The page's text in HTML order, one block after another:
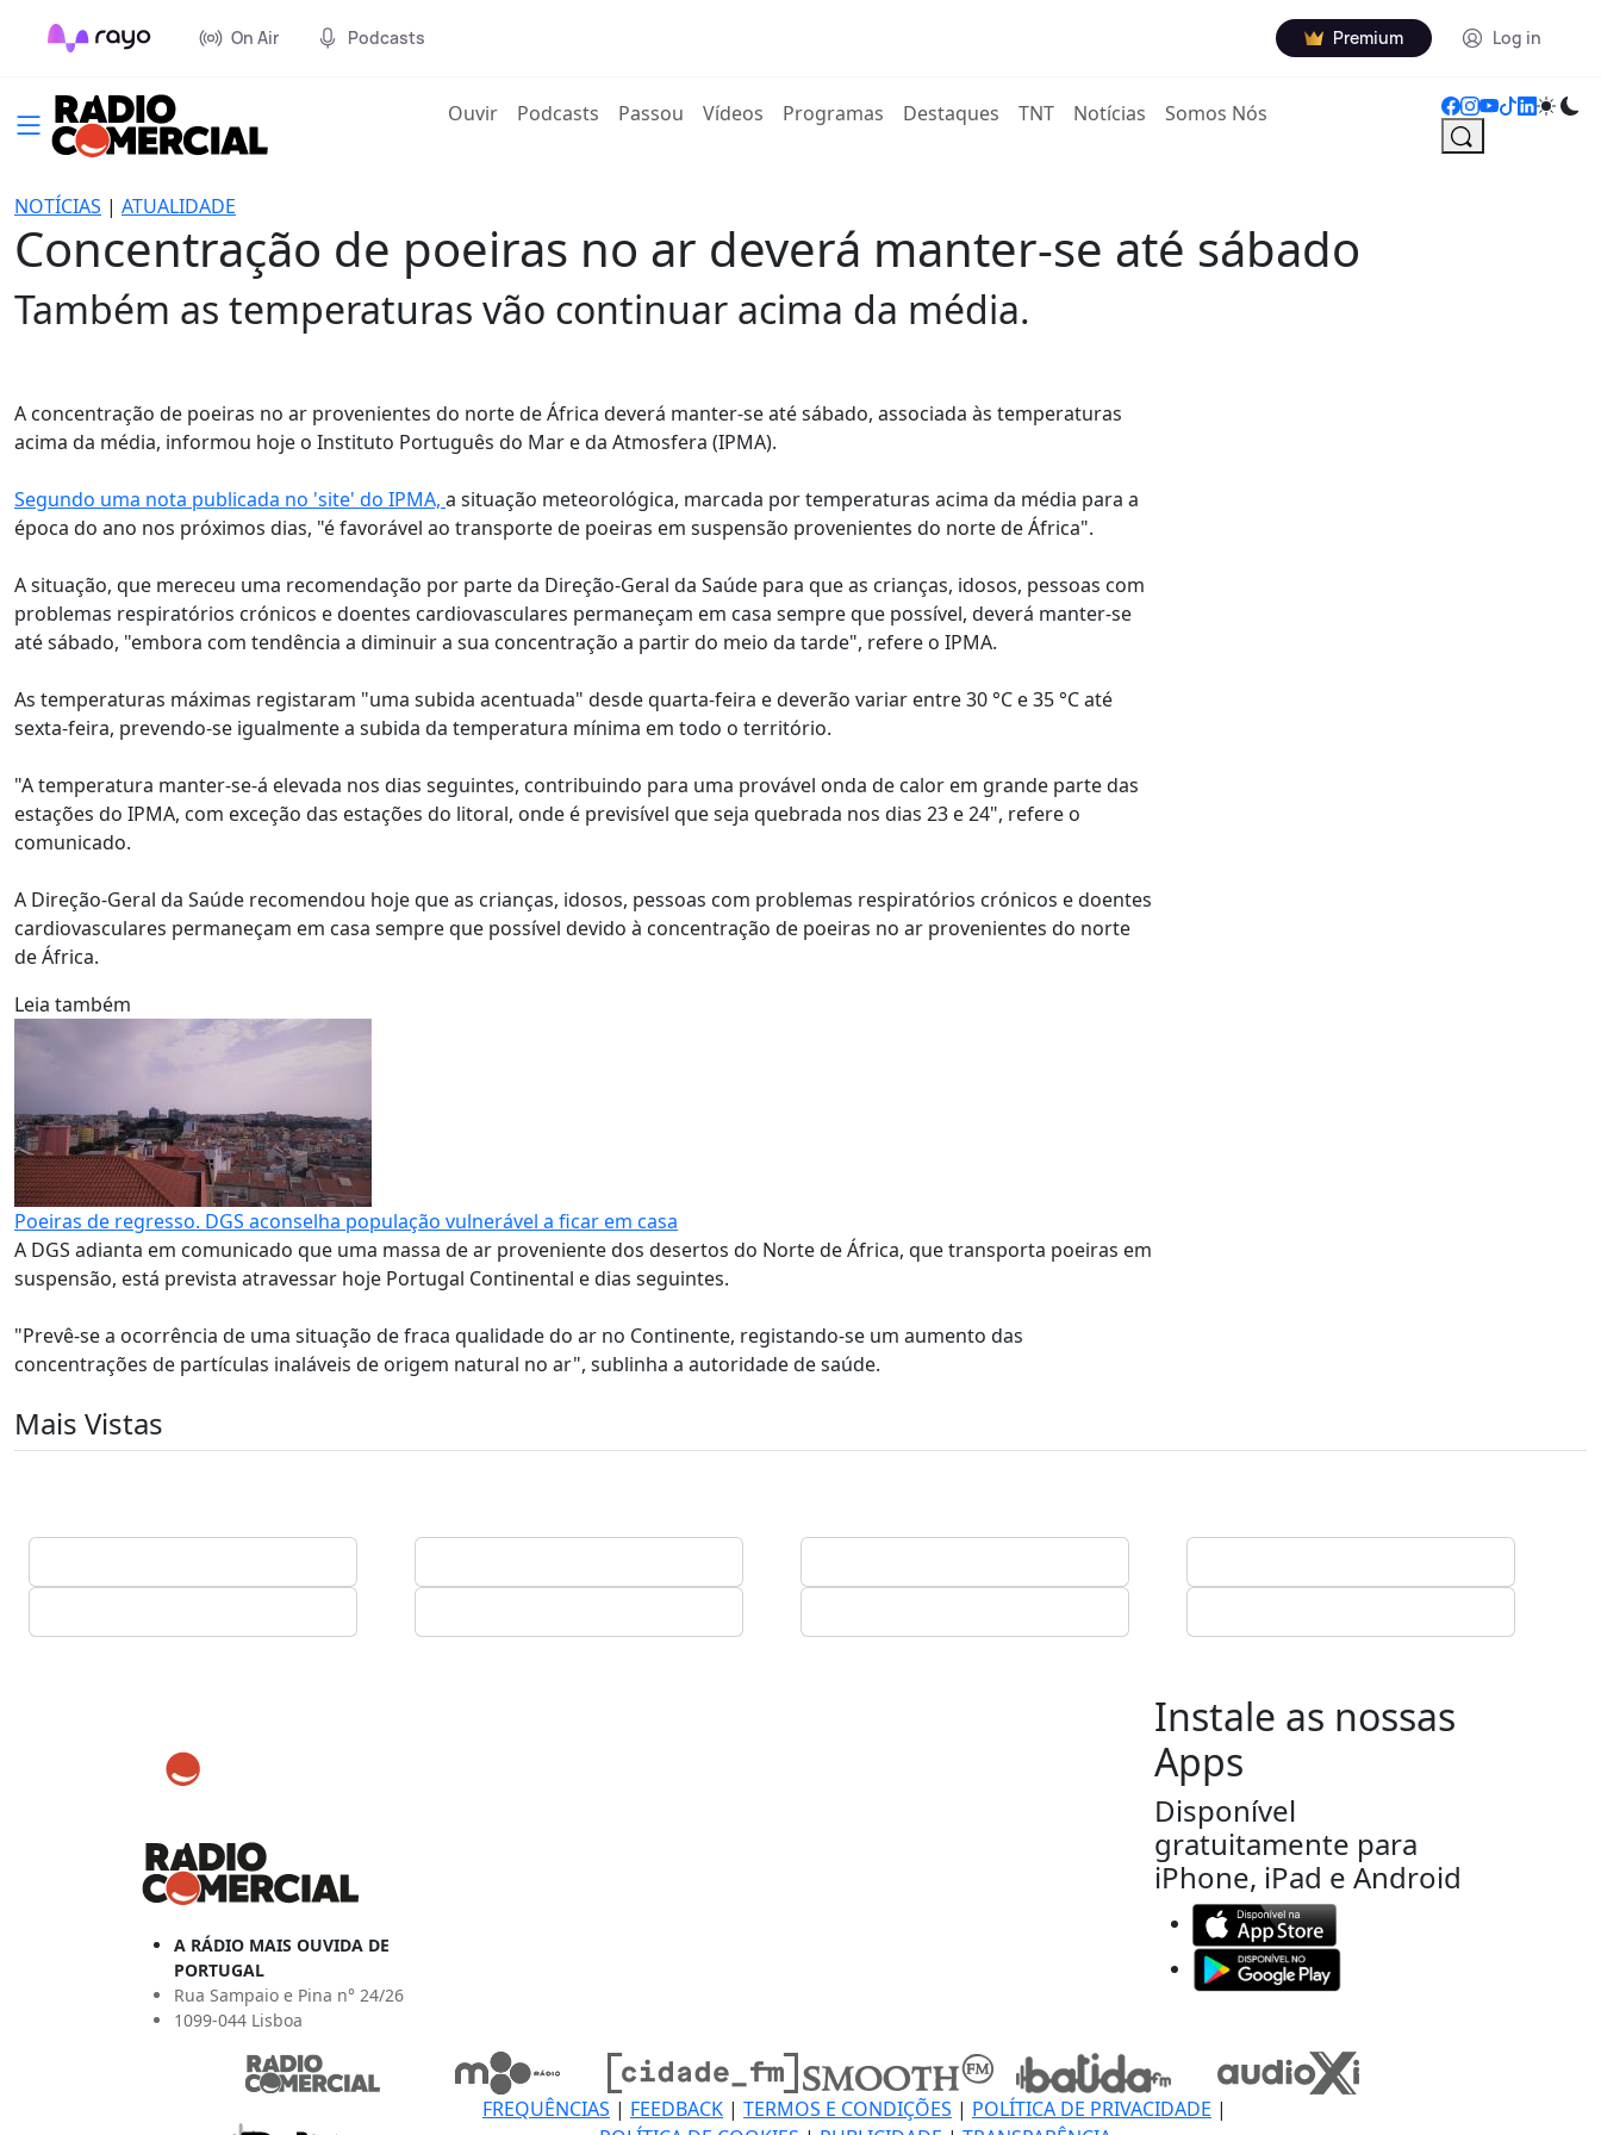
On Air Podcasts Premium Log in
Ouvir(current)
Podcasts Passou Vídeos Programas Destaques TNT Notícias Somos Nós
NOTÍCIAS | ATUALIDADE
Concentração de poeiras no ar deverá manter-se até sábado
Também as temperaturas vão continuar acima da média.
A concentração de poeiras no ar provenientes do norte de África deverá manter-se até sábado, associada às temperaturas
acima da média, informou hoje o Instituto Português do Mar e da Atmosfera (IPMA).
Segundo uma nota publicada no 'site' do IPMA, a situação meteorológica, marcada por temperaturas acima da média para a
época do ano nos próximos dias, "é favorável ao transporte de poeiras em suspensão provenientes do norte de África".
A situação, que mereceu uma recomendação por parte da Direção-Geral da Saúde para que as crianças, idosos, pessoas com
problemas respiratórios crónicos e doentes cardiovasculares permaneçam em casa sempre que possível, deverá manter-se
até sábado, "embora com tendência a diminuir a sua concentração a partir do meio da tarde", refere o IPMA.
As temperaturas máximas registaram "uma subida acentuada" desde quarta-feira e deverão variar entre 30 °C e 35 °C até
sexta-feira, prevendo-se igualmente a subida da temperatura mínima em todo o território.
"A temperatura manter-se-á elevada nos dias seguintes, contribuindo para uma provável onda de calor em grande parte das
estações do IPMA, com exceção das estações do litoral, onde é previsível que seja quebrada nos dias 23 e 24", refere o
comunicado.
A Direção-Geral da Saúde recomendou hoje que as crianças, idosos, pessoas com problemas respiratórios crónicos e doentes
cardiovasculares permaneçam em casa sempre que possível devido à concentração de poeiras no ar provenientes do norte
de África.
Leia também
Poeiras de regresso. DGS aconselha população vulnerável a ficar em casa
A DGS adianta em comunicado que uma massa de ar proveniente dos desertos do Norte de África, que transporta poeiras em
suspensão, está prevista atravessar hoje Portugal Continental e dias seguintes.
"Prevê-se a ocorrência de uma situação de fraca qualidade do ar no Continente, registando-se um aumento das
concentrações de partículas inaláveis de origem natural no ar", sublinha a autoridade de saúde.
Mais Vistas
A RÁDIO MAIS OUVIDA DE
PORTUGAL
Rua Sampaio e Pina n° 24/26
1099-044 Lisboa
Instale as nossas
Apps
Disponível
gratuitamente para
iPhone, iPad e Android
FREQUÊNCIAS | FEEDBACK | TERMOS E CONDIÇÕES | POLÍTICA DE PRIVACIDADE |